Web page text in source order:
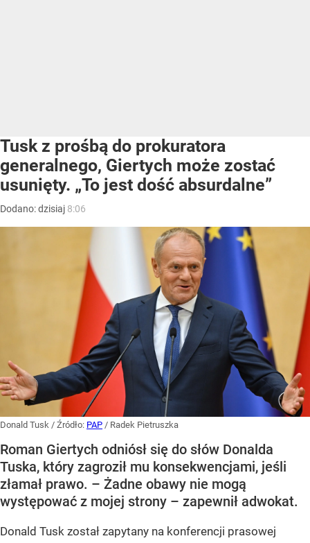
Tusk z prośbą do prokuratora
generalnego, Giertych może zostać
usunięty. „To jest dość absurdalne”
Dodano:dzisiaj 8:06
Donald Tusk / Źródło: PAP / Radek Pietruszka
Roman Giertych odniósł się do słów Donalda
Tuska, który zagroził mu konsekwencjami, jeśli
złamał prawo. – Żadne obawy nie mogą
występować z mojej strony – zapewnił adwokat.
Donald Tusk został zapytany na konferencji prasowej